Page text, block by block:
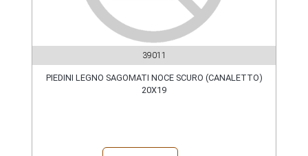
39011
PIEDINI LEGNO SAGOMATI NOCE SCURO (CANALETTO)
20X19